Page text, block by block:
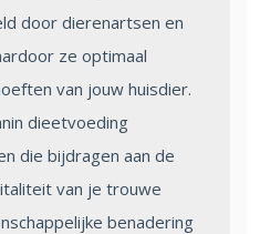
door dierenartsen en
ze optimaal
van jouw huisdier.
dieetvoeding
die bijdragen aan de
van je trouwe
benadering